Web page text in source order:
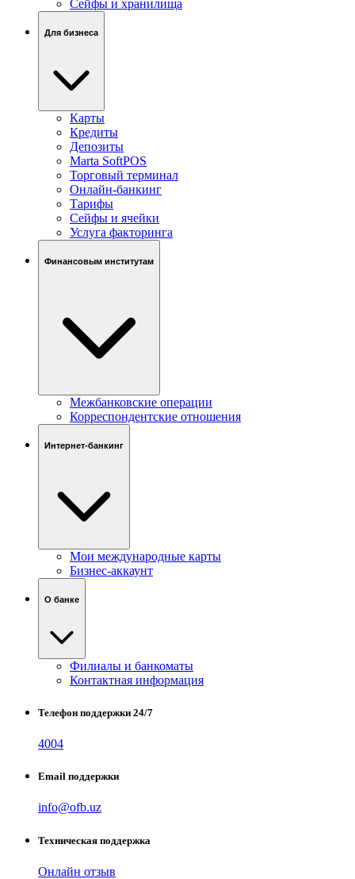
Сейфы и хранилища
Для бизнеса
Карты
Кредиты
Депозиты
Marta SoftPOS
Торговый терминал
Онлайн-банкинг
Тарифы
Сейфы и ячейки
Услуга факторинга
Финансовым институтам
Межбанковские операции
Корреспондентские отношения
Интернет-банкинг
Мои международные карты
Бизнес-аккаунт
О банке
Филиалы и банкоматы
Контактная информация
Телефон поддержки 24/7
4004
Email поддержки
info@ofb.uz
Техническая поддержка
Онлайн отзыв